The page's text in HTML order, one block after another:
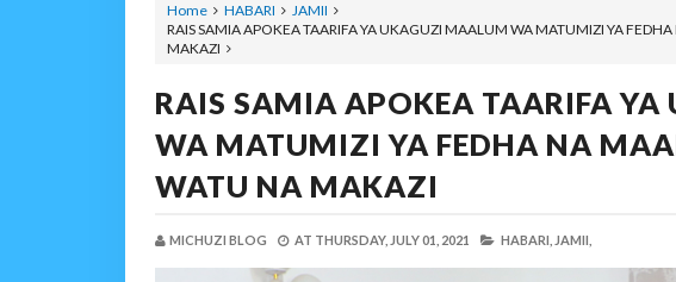
Home HABARI
JAMII
RAIS SAMIA APOKEA TAARIFA YA UKAGUZI MAALUM WA MATUMIZI YA
MAKAZI
RAIS SAMIA APOKEA TAARIFA
WA MATUMIZI YA FEDHA NA
WATU NA MAKAZI
MICHUZI BLOG AT THURSDAY, JULY 01, 2021 HABARI, JAMII,